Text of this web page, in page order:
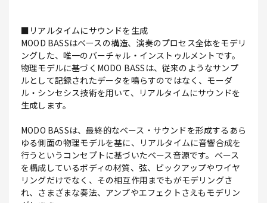
■リアルタイムにサウンドを生成
MOOD BASSはベースの構造、演奏のプロセス全体をモデリ
ングした、唯一のバーチャル・インストゥルメントです。
物理モデルに基づくMODO BASSは、従来のようなサンプ
ルとして記録されたデータを鳴らすのではなく、モーダ
ル・シンセシス技術を用いて、リアルタイムにサウンドを
生成します。
MODO BASSは、最終的なベース・サウンドを形成するあら
ゆる側面の物理モデルを基に、リアルタイムに音響合成を
行うというコンセプトに基づいたベース音源です。ベース
を構成しているボディの材質、弦、ピックアップやワイヤ
リングだけでなく、その相互作用までもがモデリングさ
れ、さまざまな奏法、アンプやエフェクトさえもモデリン